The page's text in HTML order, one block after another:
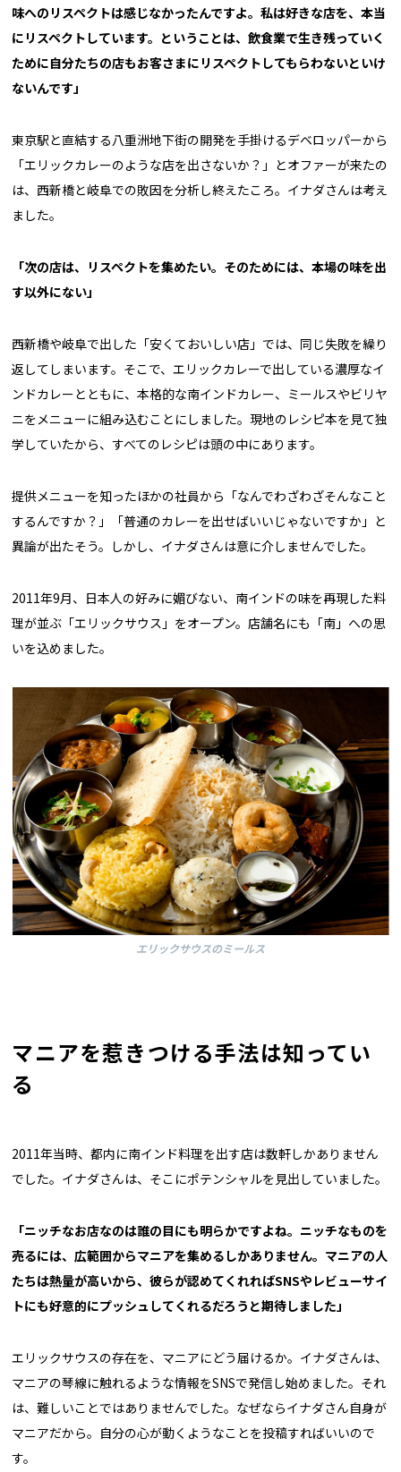
味へのリスペクトは感じなかったんですよ。私は好きな店を、本当
にリスペクトしています。ということは、飲食業で生き残っていく
ために自分たちの店もお客さまにリスペクトしてもらわないといけ
ないんです」
東京駅と直結する八重洲地下街の開発を手掛けるデベロッパーから
「エリックカレーのような店を出さないか？」とオファーが来たの
は、西新橋と岐阜での敗因を分析し終えたころ。イナダさんは考え
ました。
「次の店は、リスペクトを集めたい。そのためには、本場の味を出
す以外にない」
西新橋や岐阜で出した「安くておいしい店」では、同じ失敗を繰り
返してしまいます。そこで、エリックカレーで出している濃厚なイ
ンドカレーとともに、本格的な南インドカレー、ミールスやビリヤ
ニをメニューに組み込むことにしました。現地のレシピ本を見て独
学していたから、すべてのレシピは頭の中にあります。
提供メニューを知ったほかの社員から「なんでわざわざそんなこと
するんですか？」「普通のカレーを出せばいいじゃないですか」と
異論が出たそう。しかし、イナダさんは意に介しませんでした。
2011年9月、日本人の好みに媚びない、南インドの味を再現した料
理が並ぶ「エリックサウス」をオープン。店舗名にも「南」への思
いを込めました。
エリックサウスのミールス
マニアを惹きつける手法は知ってい
る
2011年当時、都内に南インド料理を出す店は数軒しかありません
でした。イナダさんは、そこにポテンシャルを見出していました。
「ニッチなお店なのは誰の目にも明らかですよね。ニッチなものを
売るには、広範囲からマニアを集めるしかありません。マニアの人
たちは熱量が高いから、彼らが認めてくれればSNSやレビューサイ
トにも好意的にプッシュしてくれるだろうと期待しました」
エリックサウスの存在を、マニアにどう届けるか。イナダさんは、
マニアの琴線に触れるような情報をSNSで発信し始めました。それ
は、難しいことではありませんでした。なぜならイナダさん自身が
マニアだから。自分の心が動くようなことを投稿すればいいので
す。